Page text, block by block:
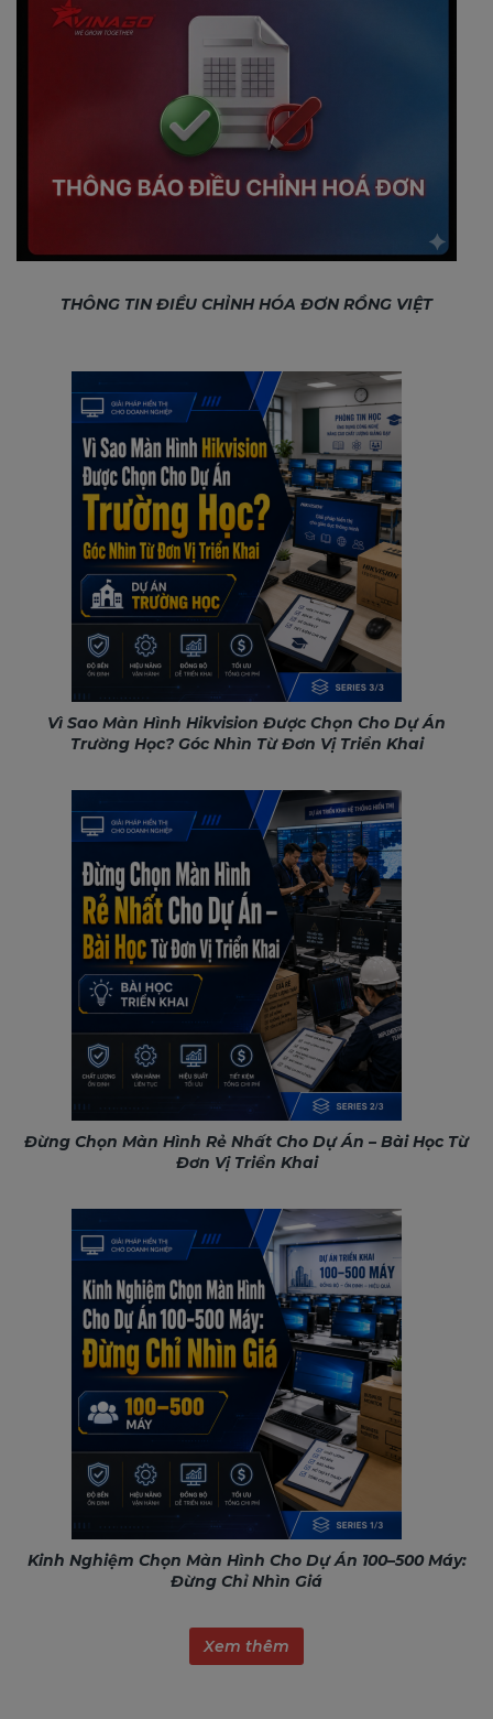
THÔNG TIN ĐIỀU CHỈNH HÓA ĐƠN RỒNG VIỆT
Vì Sao Màn Hình Hikvision Được Chọn Cho Dự Án
Trường Học? Góc Nhìn Từ Đơn Vị Triển Khai
Đừng Chọn Màn Hình Rẻ Nhất Cho Dự Án – Bài Học Từ
Đơn Vị Triển Khai
Kinh Nghiệm Chọn Màn Hình Cho Dự Án 100–500 Máy:
Đừng Chỉ Nhìn Giá
Xem thêm